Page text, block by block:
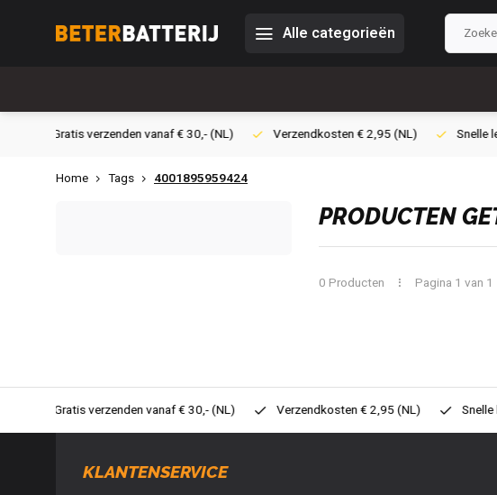
Alle categorieën
Verzendkosten € 2,95 (NL) Snelle levering Veilig betalen
Home Tags 4001895959424
PRODUCTEN
0 Producten Pagina 1 van 1
Verzendkosten € 2,95 (NL) Snelle levering Veilig betalen
KLANTENSERVICE